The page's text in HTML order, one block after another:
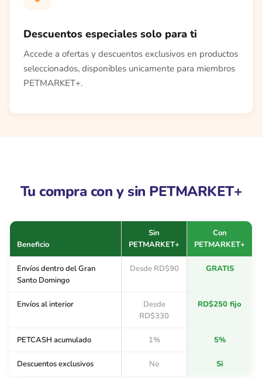
Descuentos especiales solo para ti
Accede a ofertas y descuentos exclusivos en productos
seleccionados, disponibles unicamente para miembros
PETMARKET+.
Tu compra con y sin PETMARKET+
Beneficio
Sin
PETMARKET+
Con
PETMARKET+
Envíos dentro del Gran
Santo Domingo
Desde RD$90 GRATIS
Envíos al interior
Desde
RD$330
RD$250 fijo
PETCASH acumulado 1% 5%
Descuentos exclusivos No Si